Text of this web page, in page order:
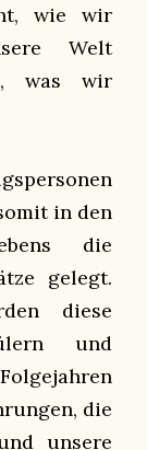
wie wir
Welt
was wir
in den
die
gelegt.
diese
und
die
unsere